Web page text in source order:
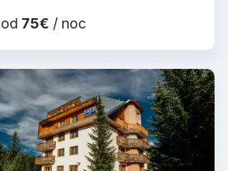
od 75€ / noc